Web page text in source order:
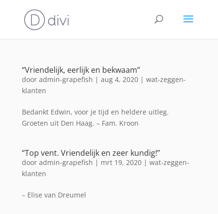
“Vriendelijk, eerlijk en bekwaam”
door admin-grapefish | aug 4, 2020| wat-zeggen-
klanten
Bedankt Edwin, voor je tijd en heldere uitleg.
Groeten uit Den Haag. – Fam. Kroon
“Top vent. Vriendelijk en zeer kundig!”
door admin-grapefish | mrt 19, 2020| wat-zeggen-
klanten
– Elise van Dreumel